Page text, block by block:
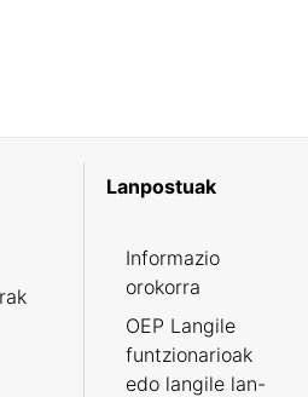
Lanpostuak
Informazio
orokorra
OEP Langile
funtzionarioak
edo langile lan-